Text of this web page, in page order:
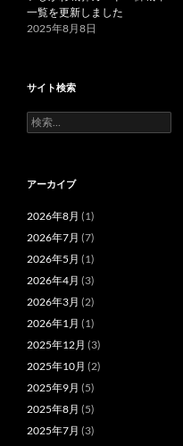
一覧を更新しました
2025年8月8日
サイト検索
検
索:
アーカイブ
2026年8月 (1)
2026年7月 (7)
2026年5月 (1)
2026年4月 (3)
2026年3月 (2)
2026年1月 (1)
2025年12月 (3)
2025年10月 (2)
2025年9月 (5)
2025年8月 (5)
2025年7月 (3)